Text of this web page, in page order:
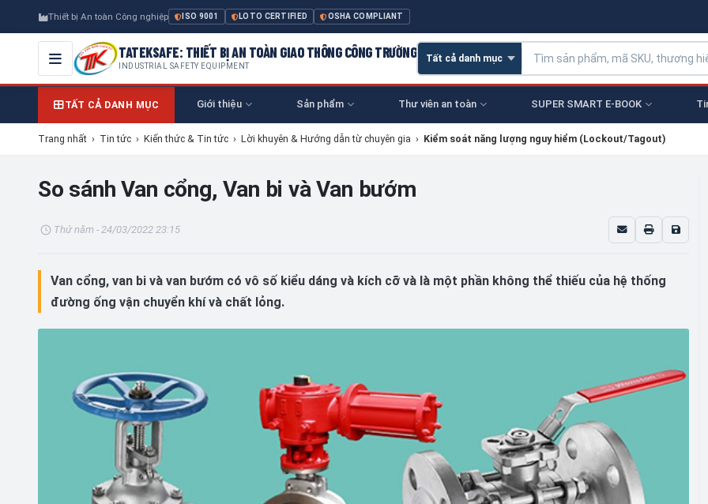
Thiết bị An toàn Công nghiệp ISO 9001 LOTO CERTIFIED OSHA COMPLIANT
TATEKSAFE: THIẾT BỊ AN TOÀN GIAO THÔNG CÔNG TRƯỜNG
INDUSTRIAL SAFETY EQUIPMENT
TẤT CẢ DANH MỤC Giới thiệu Sản phẩm Thư viên an toàn SUPER SMART E-BOOK
Trang nhất › Tin tức › Kiến thức & Tin tức › Lời khuyên & Hướng dẫn từ chuyên gia › Kiểm soát năng lượng nguy hiểm (Lockout/Tagout)
So sánh Van cổng, Van bi và Van bướm
Thứ năm - 24/03/2022 23:15
Van cổng, van bi và van bướm có vô số kiểu dáng và kích cỡ và là một phần không thể thiếu của hệ thống
đường ống vận chuyển khí và chất lỏng.